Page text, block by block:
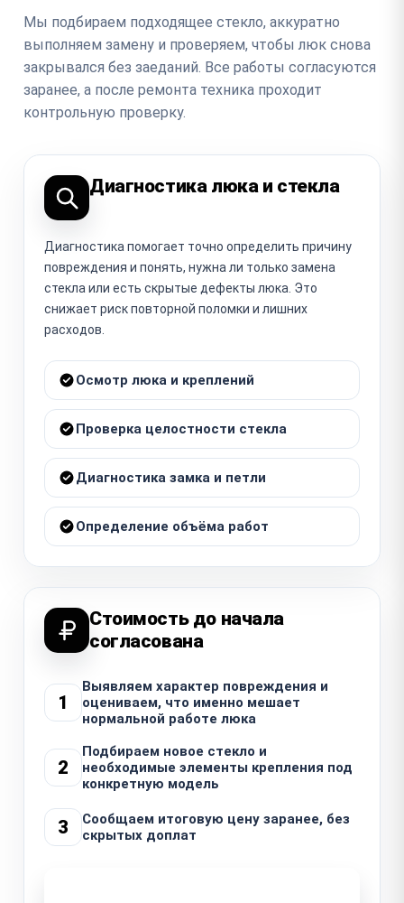
Мы подбираем подходящее стекло, аккуратно
выполняем замену и проверяем, чтобы люк снова
закрывался без заеданий. Все работы согласуются
заранее, а после ремонта техника проходит
контрольную проверку.
Диагностика люка и стекла
Диагностика помогает точно определить причину
повреждения и понять, нужна ли только замена
стекла или есть скрытые дефекты люка. Это
снижает риск повторной поломки и лишних
расходов.
Осмотр люка и креплений
Проверка целостности стекла
Диагностика замка и петли
Определение объёма работ
Стоимость до начала
согласована
1
Выявляем характер повреждения и
оцениваем, что именно мешает
нормальной работе люка
2
Подбираем новое стекло и
необходимые элементы крепления под
конкретную модель
3
Сообщаем итоговую цену заранее, без
скрытых доплат